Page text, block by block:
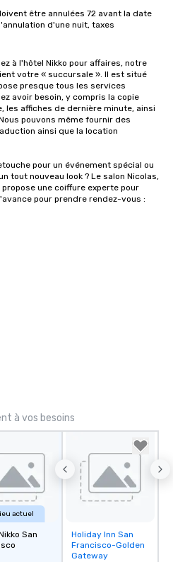
office, hotel or
être annulées 72 avant la date
d'une nuit, taxes
à l'hôtel Nikko pour affaires, notre
votre « succursale ». Il est situé
presque tous les services
avoir besoin, y compris la copie
les affiches de dernière minute, ainsi
pouvons même fournir des
ainsi que la location
pour un événement spécial ou
tout nouveau look ? Le salon Nicolas,
une coiffure experte pour
pour prendre rendez-vous :
à vos besoins
actuel
San
Removed from
favorites
Holiday Inn San
Francisco-Golden
Gateway